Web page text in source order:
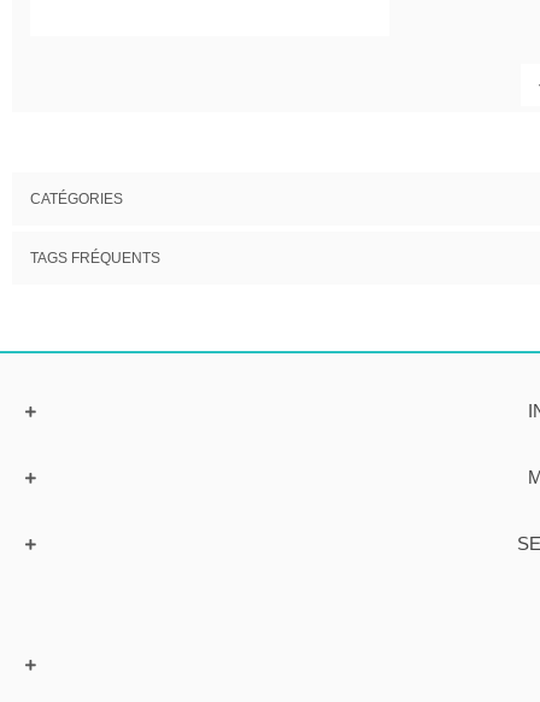
CATÉGORIES
TAGS FRÉQUENTS